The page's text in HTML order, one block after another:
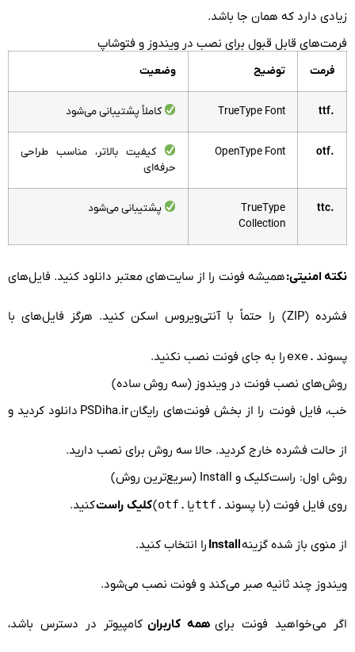
زیادی دارد که همان جا باشد.
فرمت‌های قابل قبول برای نصب در ویندوز و فتوشاپ
فرمت توضیح وضعیت
.ttf
TrueType Font کاملاً پشتیبانی می‌شود
.otf
OpenType Font
کیفیت بالاتر، مناسب طراحی
حرفه‌ای
.ttc
TrueType
Collection
پشتیبانی می‌شود
نکته امنیتی:همیشه فونت را از سایت‌های معتبر دانلود کنید. فایل‌های
فشرده (ZIP) را حتماً با آنتی‌ویروس اسکن کنید. هرگز فایل‌های با
پسوند .exe
را به جای فونت نصب نکنید.
روش‌های نصب فونت در ویندوز (سه روش ساده)
خب، فایل فونت را از بخش فونت‌های رایگانPSDiha.irدانلود کردید و
از حالت فشرده خارج کردید. حالا سه روش برای نصب دارید.
روش اول: راست‌کلیک و Install (سریع‌ترین روش)
روی فایل فونت (با پسوند .ttf یا .otf
)کلیک راستکنید.
از منوی باز شده گزینهInstallرا انتخاب کنید.
ویندوز چند ثانیه صبر می‌کند و فونت نصب می‌شود.
اگر می‌خواهید فونت برای همه کاربرانکامپیوتر در دسترس باشد،